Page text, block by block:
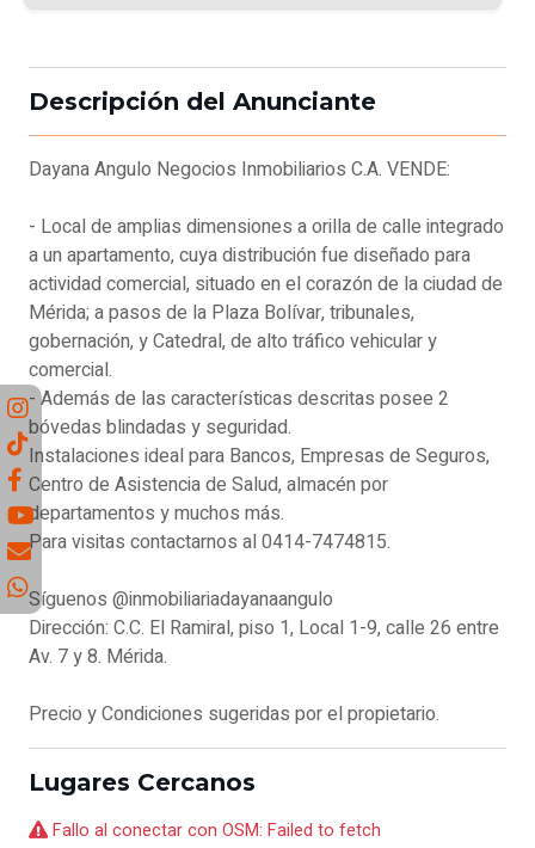
Descripción del Anunciante
Dayana Angulo Negocios Inmobiliarios C.A. VENDE:
- Local de amplias dimensiones a orilla de calle integrado
a un apartamento, cuya distribución fue diseñado para
actividad comercial, situado en el corazón de la ciudad de
Mérida; a pasos de la Plaza Bolívar, tribunales,
gobernación, y Catedral, de alto tráfico vehicular y
comercial.
- Además de las características descritas posee 2
bóvedas blindadas y seguridad.
Instalaciones ideal para Bancos, Empresas de Seguros,
Centro de Asistencia de Salud, almacén por
departamentos y muchos más.
Para visitas contactarnos al 0414-7474815.
Síguenos @inmobiliariadayanaangulo
Dirección: C.C. El Ramiral, piso 1, Local 1-9, calle 26 entre
Av. 7 y 8. Mérida.
Precio y Condiciones sugeridas por el propietario.
Lugares Cercanos
Fallo al conectar con OSM: Failed to fetch